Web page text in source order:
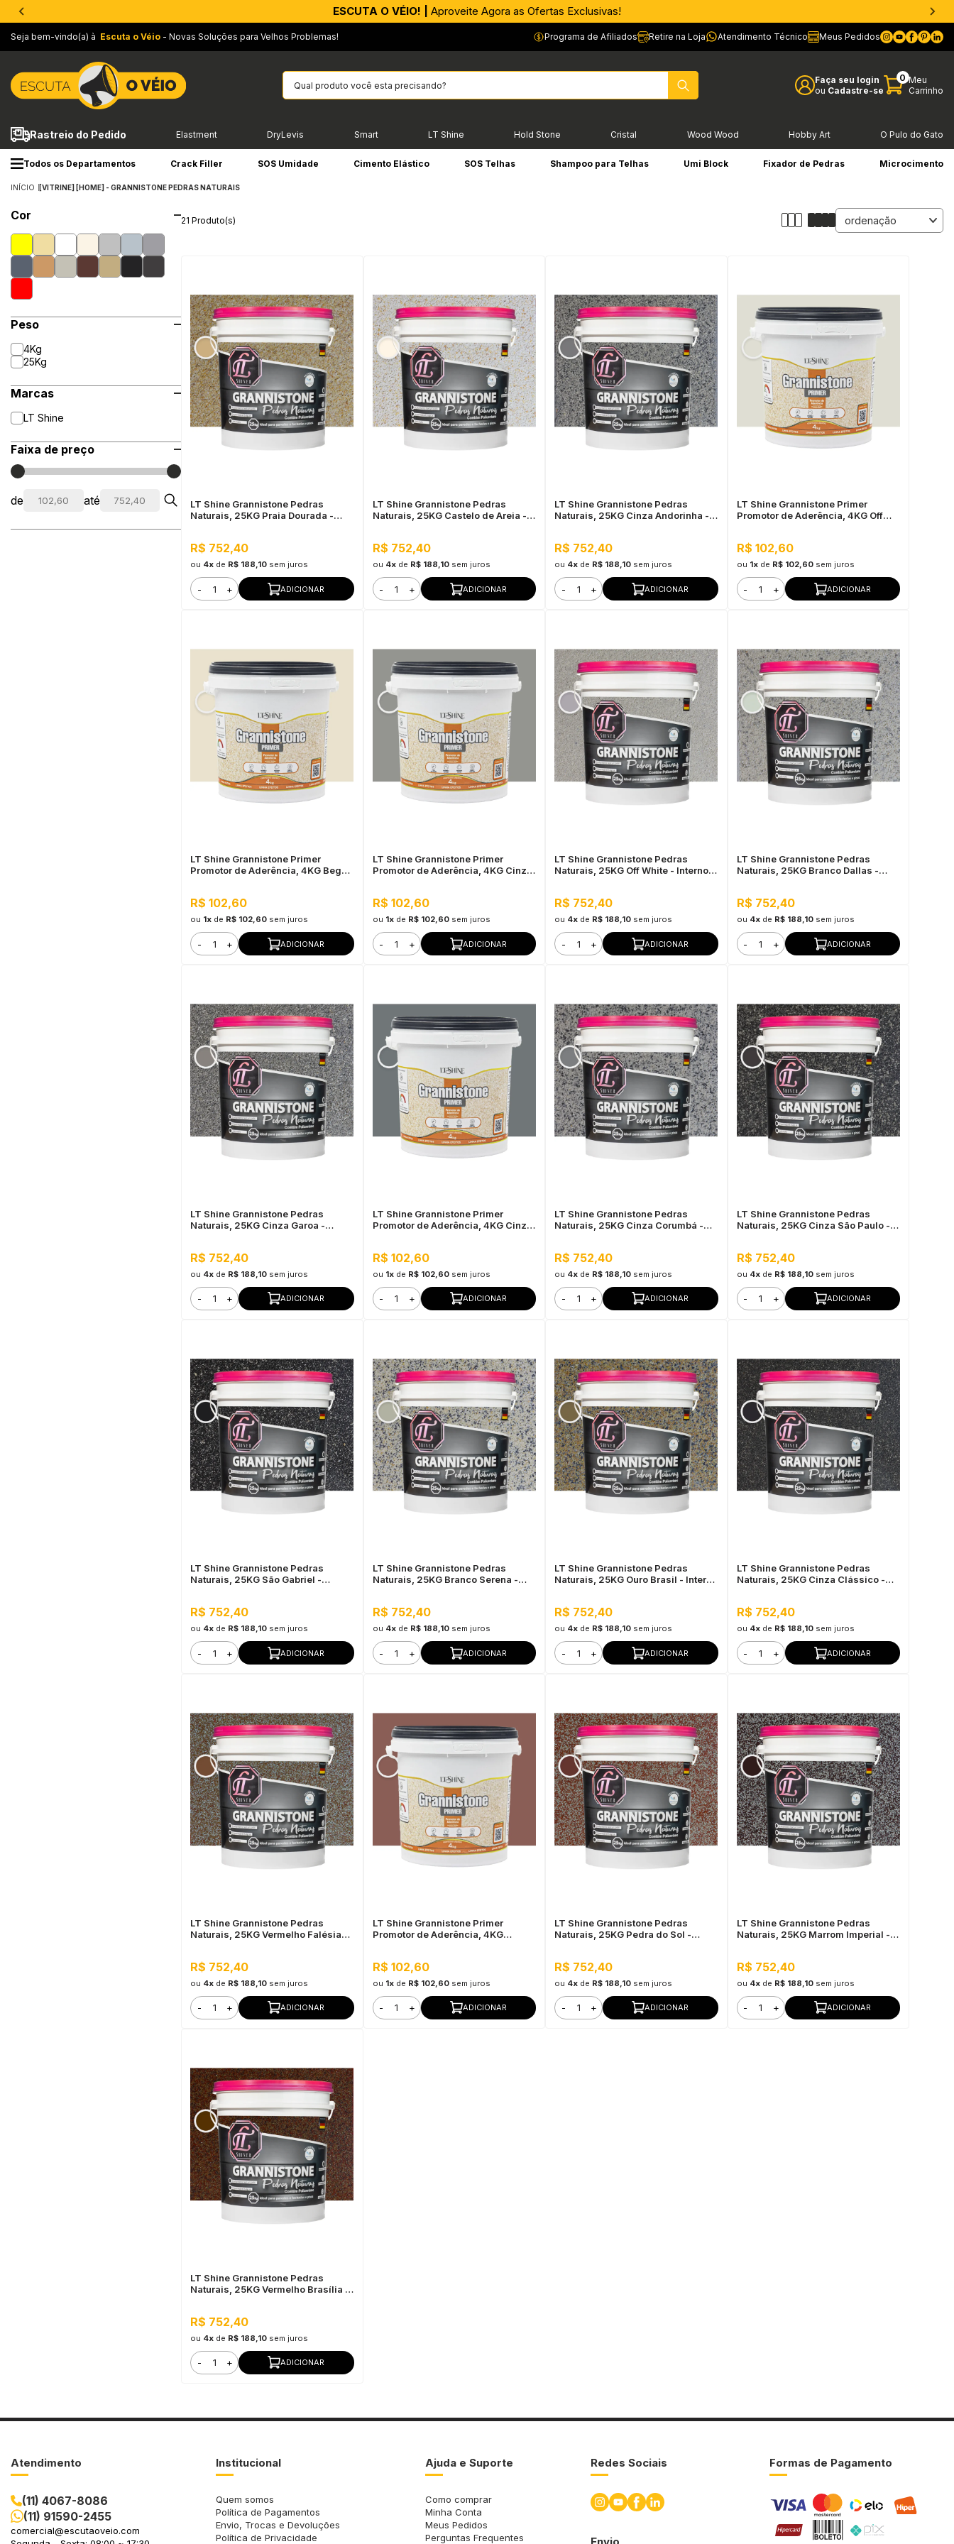
APROVEITE AGORA |PIX parcelado em até 4x sem Juros!*
ESCUTA O VÉIO! | Aproveite Agora as Ofertas Exclusivas!
Seja bem-vindo(a) à Escuta o Véio - Novas Soluções para Velhos Problemas! Programa de Afiliados Retire na Loja Atendimento Técnico Meus Pedidos
Faça seu login
ou Cadastre-se
0 Meu
Carrinho
Rastreio do Pedido Elastment DryLevis Smart LT Shine Hold Stone Cristal Wood Wood Hobby Art O Pulo do Gato
Todos os Departamentos Crack Filler SOS Umidade Cimento Elástico SOS Telhas Shampoo para Telhas Umi Block Fixador de Pedras Microcimento
INÍCIO [VITRINE] [HOME] - GRANNISTONE PEDRAS NATURAIS
Cor
Peso
4Kg
25Kg
Marcas
LT Shine
Faixa de preço
de até
21 Produto(s)
LT Shine Grannistone Pedras
Naturais, 25KG Praia Dourada -
R$ 752,40
ou 4x de R$ 188,10 sem juros
- + ADICIONAR
LT Shine Grannistone Pedras
Naturais, 25KG Castelo de Areia -
R$ 752,40
ou 4xde R$ 188,10 sem juros
- + ADICIONAR
LT Shine Grannistone Pedras
Naturais, 25KG Cinza Andorinha -
R$ 752,40
ou 4x de R$ 188,10 sem juros
- + ADICIONAR
LT Shine Grannistone Primer
Promotor de Aderência, 4KG Off
R$ 102,60
ou 1xde R$ 102,60 sem juros
- + ADICIONAR
LT Shine Grannistone Primer
Promotor de Aderência, 4KG Bege -
R$ 102,60
ou 1x de R$ 102,60 sem juros
- + ADICIONAR
LT Shine Grannistone Primer
Promotor de Aderência, 4KG Cinza
R$ 102,60
ou 1xde R$ 102,60 sem juros
- + ADICIONAR
LT Shine Grannistone Pedras
Naturais, 25KG Off White - Interno e
R$ 752,40
ou 4x de R$ 188,10 sem juros
- + ADICIONAR
LT Shine Grannistone Pedras
Naturais, 25KG Branco Dallas -
R$ 752,40
ou 4xde R$ 188,10 sem juros
- + ADICIONAR
LT Shine Grannistone Pedras
Naturais, 25KG Cinza Garoa -
R$ 752,40
ou 4x de R$ 188,10 sem juros
- + ADICIONAR
LT Shine Grannistone Primer
Promotor de Aderência, 4KG Cinza
R$ 102,60
ou 1xde R$ 102,60 sem juros
- + ADICIONAR
LT Shine Grannistone Pedras
Naturais, 25KG Cinza Corumbá -
R$ 752,40
ou 4x de R$ 188,10 sem juros
- + ADICIONAR
LT Shine Grannistone Pedras
Naturais, 25KG Cinza São Paulo -
R$ 752,40
ou 4xde R$ 188,10 sem juros
- + ADICIONAR
LT Shine Grannistone Pedras
Naturais, 25KG São Gabriel -
R$ 752,40
ou 4x de R$ 188,10 sem juros
- + ADICIONAR
LT Shine Grannistone Pedras
Naturais, 25KG Branco Serena -
R$ 752,40
ou 4xde R$ 188,10 sem juros
- + ADICIONAR
LT Shine Grannistone Pedras
Naturais, 25KG Ouro Brasil - Interno
R$ 752,40
ou 4x de R$ 188,10 sem juros
- + ADICIONAR
LT Shine Grannistone Pedras
Naturais, 25KG Cinza Clássico -
R$ 752,40
ou 4xde R$ 188,10 sem juros
- + ADICIONAR
LT Shine Grannistone Pedras
Naturais, 25KG Vermelho Falésias -
R$ 752,40
ou 4x de R$ 188,10 sem juros
- + ADICIONAR
LT Shine Grannistone Primer
Promotor de Aderência, 4KG
R$ 102,60
ou 1xde R$ 102,60 sem juros
- + ADICIONAR
LT Shine Grannistone Pedras
Naturais, 25KG Pedra do Sol -
R$ 752,40
ou 4x de R$ 188,10 sem juros
- + ADICIONAR
LT Shine Grannistone Pedras
Naturais, 25KG Marrom Imperial -
R$ 752,40
ou 4xde R$ 188,10 sem juros
- + ADICIONAR
LT Shine Grannistone Pedras
Naturais, 25KG Vermelho Brasília -
R$ 752,40
ou 4x de R$ 188,10 sem juros
- + ADICIONAR
Atendimento
(11) 4067-8086
(11) 91590-2455
comercial@escutaoveio.com
Institucional
Quem somos
Política de Pagamentos
Envio, Trocas e Devoluções
Política de Privacidade
Ajuda e Suporte
Como comprar
Minha Conta
Meus Pedidos
Perguntas Frequentes
Redes Sociais
Envio
Formas de Pagamento